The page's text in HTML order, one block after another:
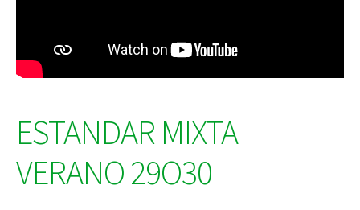
ESTANDAR MIXTA
VERANO 29O30